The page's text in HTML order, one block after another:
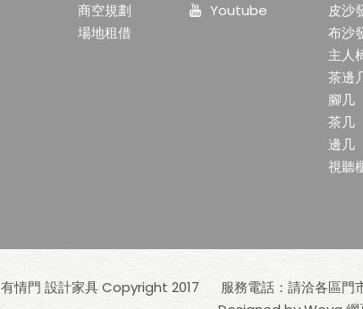
商空規劃
場地租借
Youtube
皮沙
布沙
主人
茶邊
腳几
茶几
邊几
視聽
有情門 設計家具 Copyright 2017 服務電話：請洽各區門